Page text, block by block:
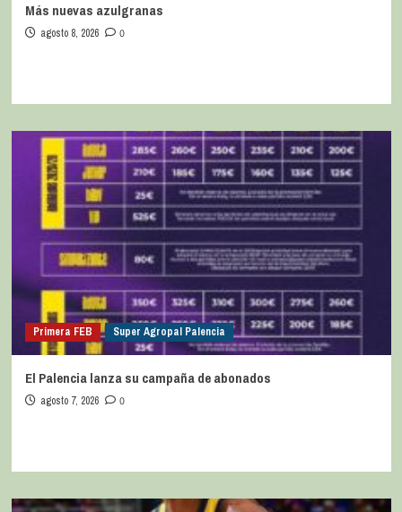
Más nuevas azulgranas
agosto 8, 2026 0
Primera FEB Super Agropal Palencia
El Palencia lanza su campaña de abonados
agosto 7, 2026 0